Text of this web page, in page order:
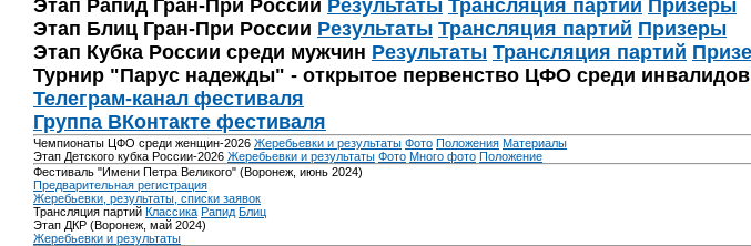
Этап Рапид Гран-При России Результаты Трансляция партий Призеры
Этап Блиц Гран-При России Результаты Трансляция партий Призеры
Этап Кубка России среди мужчин Результаты Трансляция партий
Турнир "Парус надежды" - открытое первенство ЦФО среди инвалидов
Телеграм-канал фестиваля
Группа ВКонтакте фестиваля
Чемпионаты ЦФО среди женщин-2026 Жеребьевки и результаты Фото Положения Материалы
Этап Детского кубка России-2026 Жеребьевки и результаты Фото Много фото Положение
Фестиваль "Имени Петра Великого" (Воронеж, июнь 2024)
Предварительная регистрация
Жеребьевки, результаты, списки заявок
Трансляция партий Классика Рапид Блиц
Этап ДКР (Воронеж, май 2024)
Жеребьевки и результаты